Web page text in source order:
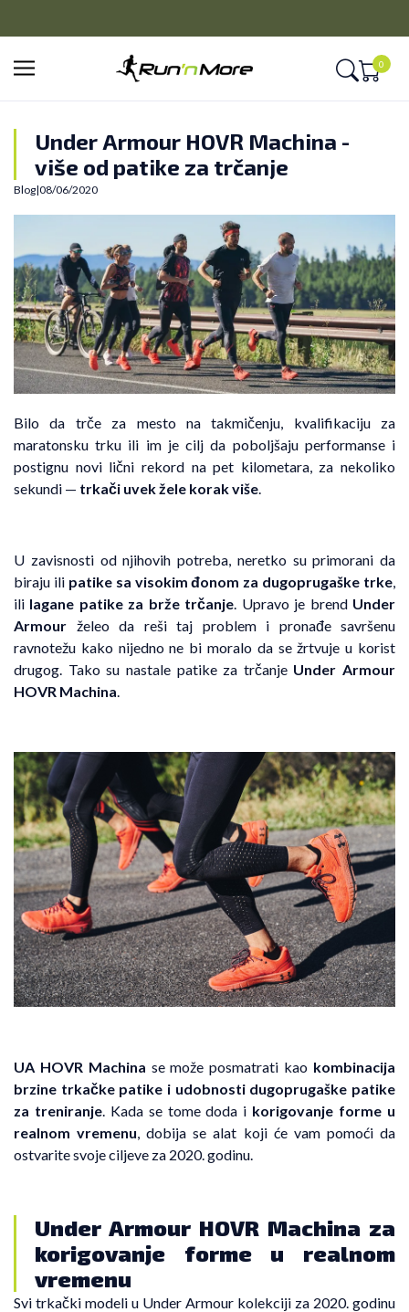
0
Under Armour HOVR Machina -
više od patike za trčanje
Blog|08/06/2020
Bilo da trče za mesto na takmičenju, kvalifikaciju za
maratonsku trku ili im je cilj da poboljšaju performanse i
postignu novi lični rekord na pet kilometara, za nekoliko
sekundi — trkači uvek žele korak više.
U zavisnosti od njihovih potreba, neretko su primorani da
biraju ili patike sa visokim đonom za dugoprugaške trke,
ili lagane patike za brže trčanje. Upravo je brend Under
Armour želeo da reši taj problem i pronađe savršenu
ravnotežu kako nijedno ne bi moralo da se žrtvuje u korist
drugog. Tako su nastale patike za trčanje Under Armour
HOVR Machina.
UA HOVR Machina se može posmatrati kao kombinacija
brzine trkačke patike i udobnosti dugoprugaške patike
za treniranje. Kada se tome doda i korigovanje forme u
realnom vremenu, dobija se alat koji će vam pomoći da
ostvarite svoje ciljeve za 2020. godinu.
Under Armour HOVR Machina za
korigovanje forme u realnom
vremenu
Svi trkački modeli u Under Armour kolekciji za 2020. godinu